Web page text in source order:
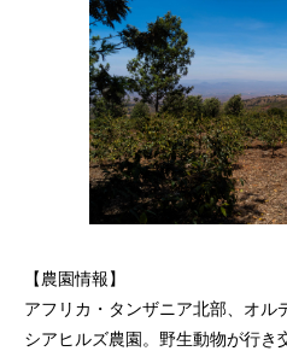
【農園情報】
アフリカ・タンザニア北部、オル
シアヒルズ農園。野生動物が行き